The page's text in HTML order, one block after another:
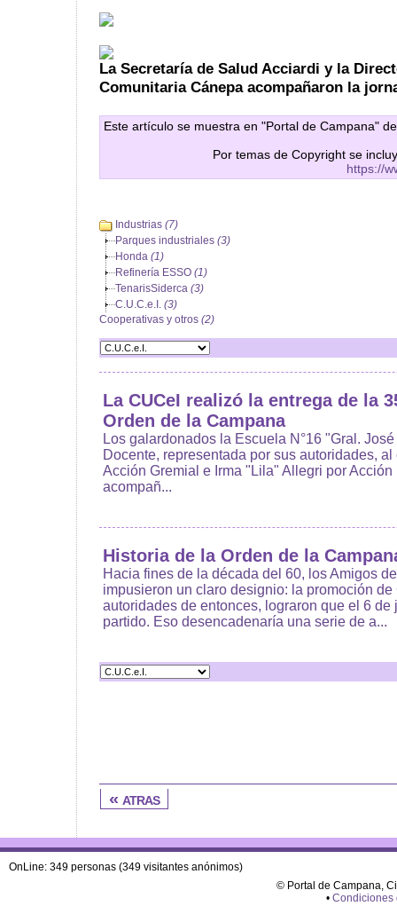
La Secretaría de Salud Acciardi y la
Comunitaria Cánepa acompañaron la
Este artículo se muestra en "Portal de Campana"
Por temas de Copyright se
https://
Industrias (7)
Parques industriales (3)
Honda (1)
Refinería ESSO (1)
TenarisSiderca (3)
C.U.C.e.I. (3)
Cooperativas y otros (2)
La CUCeI realizó la entrega de la
Orden de la Campana
Los galardonados la Escuela N°16 "Gral.
Docente, representada por sus autoridades,
Acción Gremial e Irma "Lila" Allegri por
acompañ...
Historia de la Orden de la
Hacia fines de la década del 60, los Amigos
impusieron un claro designio: la promoción de
autoridades de entonces, lograron que el 6
partido. Eso desencadenaría una serie de a...
« atras
OnLine: 349 personas (349 visitantes anónimos)
© Portal de Campana,
• Condiciones